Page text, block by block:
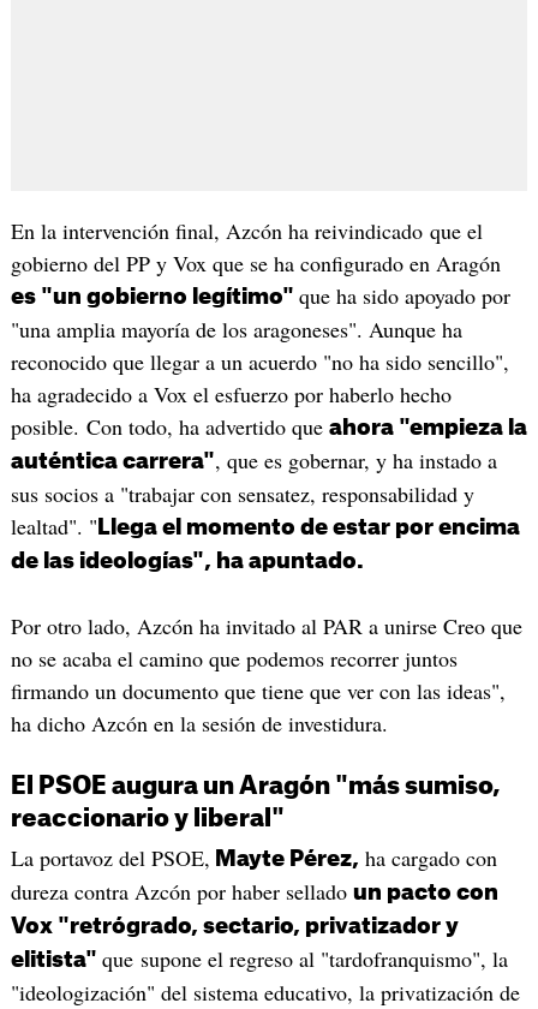
En la intervención final, Azcón ha reivindicado que el
gobierno del PP y Vox que se ha configurado en Aragón
es "un gobierno legítimo" que ha sido apoyado por
"una amplia mayoría de los aragoneses". Aunque ha
reconocido que llegar a un acuerdo "no ha sido sencillo",
ha agradecido a Vox el esfuerzo por haberlo hecho
posible. Con todo, ha advertido que ahora "empieza la
auténtica carrera", que es gobernar, y ha instado a
sus socios a "trabajar con sensatez, responsabilidad y
lealtad". " Llega el momento de estar por encima
de las ideologías", ha apuntado.
Por otro lado, Azcón ha invitado al PAR a unirse Creo que
no se acaba el camino que podemos recorrer juntos
firmando un documento que tiene que ver con las ideas",
ha dicho Azcón en la sesión de investidura.
El PSOE augura un Aragón "más sumiso,
reaccionario y liberal"
La portavoz del PSOE, Mayte Pérez, ha cargado con
dureza contra Azcón por haber sellado un pacto con
Vox "retrógrado, sectario, privatizador y
elitista" que supone el regreso al "tardofranquismo", la
"ideologización" del sistema educativo, la privatización de